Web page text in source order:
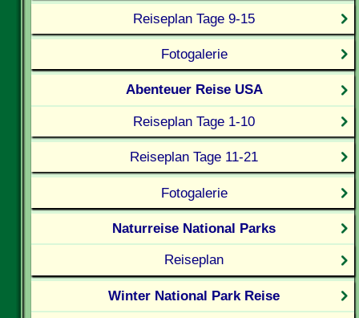
Reiseplan Tage 9-15
Fotogalerie
Abenteuer Reise USA
Reiseplan Tage 1-10
Reiseplan Tage 11-21
Fotogalerie
Naturreise National Parks
Reiseplan
Winter National Park Reise